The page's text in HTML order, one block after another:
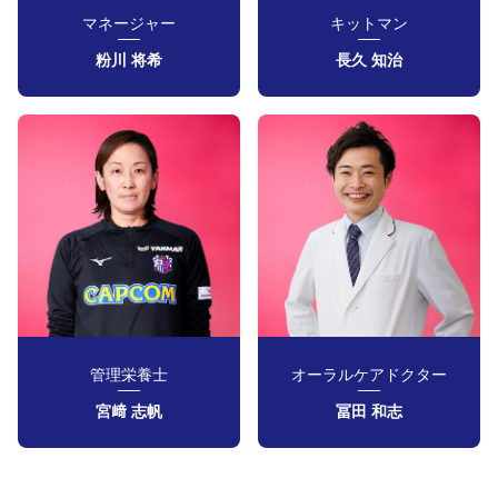
マネージャー
粉川 将希
キットマン
長久 知治
管理栄養士
宮﨑 志帆
オーラルケアドクター
冨田 和志